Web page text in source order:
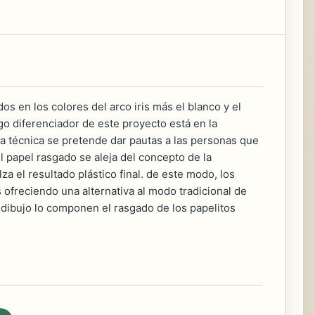
en los colores del arco iris más el blanco y el
diferenciador de este proyecto está en la
técnica se pretende dar pautas a las personas que
rasgado se aleja del concepto de la
el resultado plástico final. de este modo, los
una alternativa al modo tradicional de
lo componen el rasgado de los papelitos